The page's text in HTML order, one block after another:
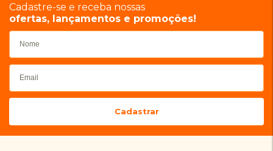
Cadastre-se e receba nossas
ofertas, lançamentos e promoções!